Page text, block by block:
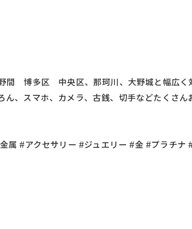
博多区 中央区、那珂川、大野城と幅広く
、スマホ、カメラ、古銭、切手などたくさ
属 #アクセサリー #ジュエリー #金 #プラチ